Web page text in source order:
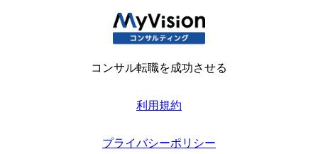
コンサル転職を成功させる
利用規約
プライバシーポリシー